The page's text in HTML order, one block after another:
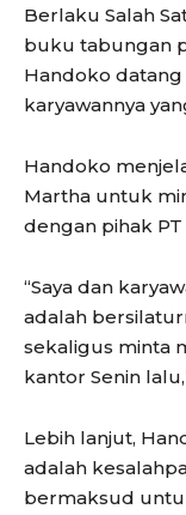
Berlaku Salah
buku tabungan
Handoko
karyawannya
Handoko
Martha untuk
dengan pihak PT
“Saya dan
adalah
sekaligus minta
kantor Senin
Lebih lanjut,
adalah
bermaksud